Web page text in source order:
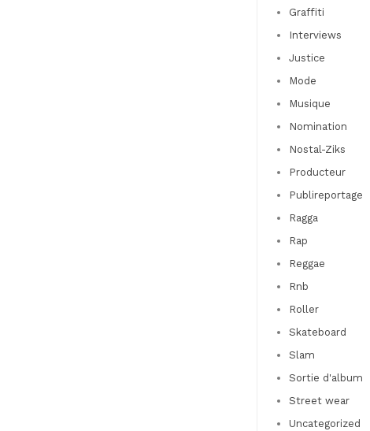
Graffiti
Interviews
Justice
Mode
Musique
Nomination
Nostal-Ziks
Producteur
Publireportage
Ragga
Rap
Reggae
Rnb
Roller
Skateboard
Slam
Sortie d'album
Street wear
Uncategorized